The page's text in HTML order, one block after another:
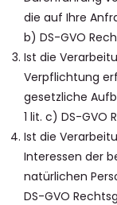
die auf Ihre
b) DS-GVO
Ist die
Verpflichtung
gesetzliche
1 lit. c) DS-GVO
Ist die
Interessen der
natürlichen
DS-GVO